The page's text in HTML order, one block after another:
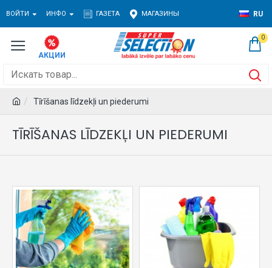
ВОЙТИ ИНФО ГАЗЕТА МАГАЗИНЫ RU
0
Tīrīšanas līdzekļi un piederumi
TĪRĪŠANAS LĪDZEKĻI UN PIEDERUMI